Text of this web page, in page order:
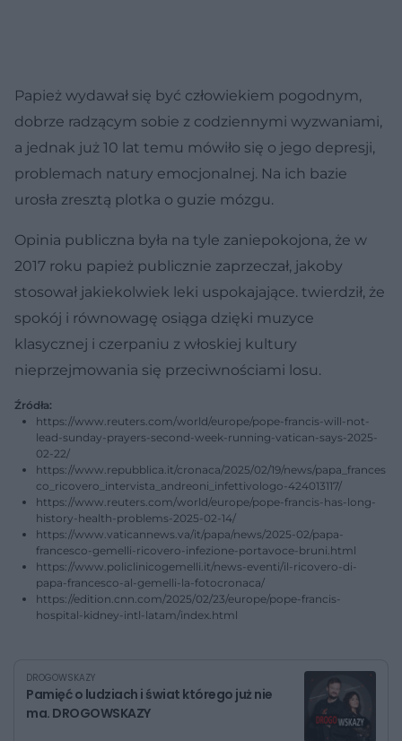
Papież wydawał się być człowiekiem pogodnym,
dobrze radzącym sobie z codziennymi wyzwaniami,
a jednak już 10 lat temu mówiło się o jego depresji,
problemach natury emocjonalnej. Na ich bazie
urosła zresztą plotka o guzie mózgu.
Opinia publiczna była na tyle zaniepokojona, że w
2017 roku papież publicznie zaprzeczał, jakoby
stosował jakiekolwiek leki uspokajające. twierdził, że
spokój i równowagę osiąga dzięki muzyce
klasycznej i czerpaniu z włoskiej kultury
nieprzejmowania się przeciwnościami losu.
Źródła:
https://www.reuters.com/world/europe/pope-francis-will-not-
lead-sunday-prayers-second-week-running-vatican-says-2025-
02-22/
https://www.repubblica.it/cronaca/2025/02/19/news/papa_frances
co_ricovero_intervista_andreoni_infettivologo-424013117/
https://www.reuters.com/world/europe/pope-francis-has-long-
history-health-problems-2025-02-14/
https://www.vaticannews.va/it/papa/news/2025-02/papa-
francesco-gemelli-ricovero-infezione-portavoce-bruni.html
https://www.policlinicogemelli.it/news-eventi/il-ricovero-di-
papa-francesco-al-gemelli-la-fotocronaca/
https://edition.cnn.com/2025/02/23/europe/pope-francis-
hospital-kidney-intl-latam/index.html
DROGOWSKAZY
Pamięć o ludziach i świat którego już nie
ma. DROGOWSKAZY